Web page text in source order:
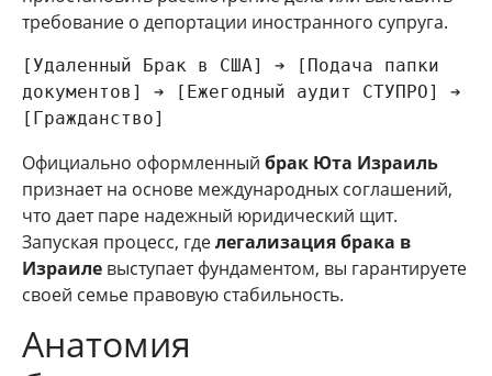
требование о депортации иностранного супруга.
[Удаленный Брак в США] ➔ [Подача папки
документов] ➔ [Ежегодный аудит СТУПРО] ➔
Официально оформленный брак Юта Израиль
признает на основе международных соглашений,
что дает паре надежный юридический щит.
Запуская процесс, гделегализация брака в
Израиле выступает фундаментом, вы гарантируете
своей семье правовую стабильность.
Анатомия